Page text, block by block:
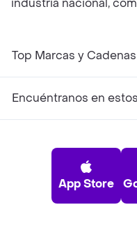
industria nacional,
Top Marcas y
Encuéntranos en
App Store